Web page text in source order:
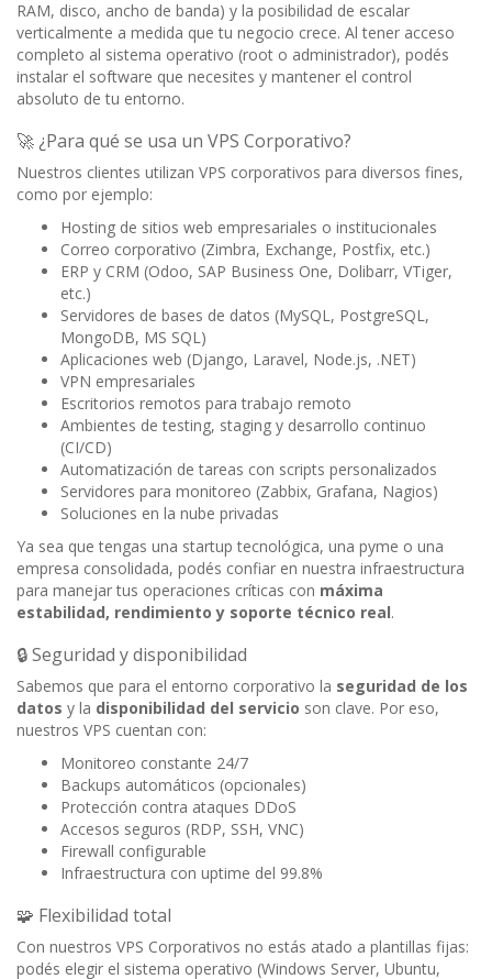
RAM, disco, ancho de banda) y la posibilidad de escalar
verticalmente a medida que tu negocio crece. Al tener acceso
completo al sistema operativo (root o administrador), podés
instalar el software que necesites y mantener el control
absoluto de tu entorno.
🚀 ¿Para qué se usa un VPS Corporativo?
Nuestros clientes utilizan VPS corporativos para diversos fines,
como por ejemplo:
Hosting de sitios web empresariales o institucionales
Correo corporativo (Zimbra, Exchange, Postfix, etc.)
ERP y CRM (Odoo, SAP Business One, Dolibarr, VTiger,
etc.)
Servidores de bases de datos (MySQL, PostgreSQL,
MongoDB, MS SQL)
Aplicaciones web (Django, Laravel, Node.js, .NET)
VPN empresariales
Escritorios remotos para trabajo remoto
Ambientes de testing, staging y desarrollo continuo
(CI/CD)
Automatización de tareas con scripts personalizados
Servidores para monitoreo (Zabbix, Grafana, Nagios)
Soluciones en la nube privadas
Ya sea que tengas una startup tecnológica, una pyme o una
empresa consolidada, podés confiar en nuestra infraestructura
para manejar tus operaciones críticas con máxima
estabilidad, rendimiento y soporte técnico real.
🔒 Seguridad y disponibilidad
Sabemos que para el entorno corporativo la seguridad de los
datos y la disponibilidad del servicio son clave. Por eso,
nuestros VPS cuentan con:
Monitoreo constante 24/7
Backups automáticos (opcionales)
Protección contra ataques DDoS
Accesos seguros (RDP, SSH, VNC)
Firewall configurable
Infraestructura con uptime del 99.8%
🧩 Flexibilidad total
Con nuestros VPS Corporativos no estás atado a plantillas fijas:
podés elegir el sistema operativo (Windows Server, Ubuntu,